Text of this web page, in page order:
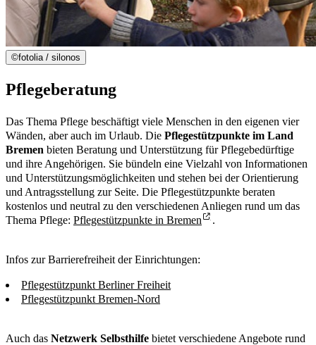
©fotolia / silonos
Pflegeberatung
Das Thema Pflege beschäftigt viele Menschen in den eigenen vier
Wänden, aber auch im Urlaub. Die Pflegestützpunkte im Land
Bremen bieten Beratung und Unterstützung für Pflegebedürftige
und ihre Angehörigen. Sie bündeln eine Vielzahl von Informationen
und Unterstützungsmöglichkeiten und stehen bei der Orientierung
und Antragsstellung zur Seite. Die Pflegestützpunkte beraten
kostenlos und neutral zu den verschiedenen Anliegen rund um das
Thema Pflege: Pflegestützpunkte in Bremen .
Infos zur Barrierefreiheit der Einrichtungen:
Pflegestützpunkt Berliner Freiheit
Pflegestützpunkt Bremen-Nord
Auch das Netzwerk Selbsthilfe bietet verschiedene Angebote rund